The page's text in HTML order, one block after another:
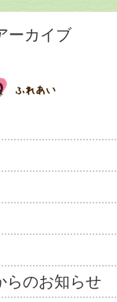
ーカイブ
らのお知らせ